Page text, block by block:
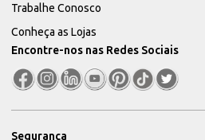
Trabalhe Conosco
Conheça as Lojas
Encontre-nos nas Redes Sociais
Segurança